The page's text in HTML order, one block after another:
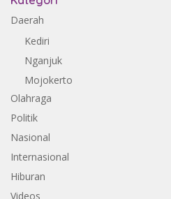
Daerah
Kediri
Nganjuk
Mojokerto
Olahraga
Politik
Nasional
Internasional
Hiburan
Videos